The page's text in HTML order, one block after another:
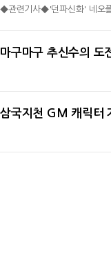
◆관련기사◆'던파신화' 네오
2011-01-07
마구마구 추신수의 도
2011-01-06
삼국지천 GM 캐릭터